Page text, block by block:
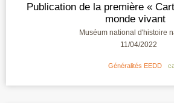
Publication de la première «
monde vivant
Muséum national d'histoire
11/04/2022
Généralités EEDD